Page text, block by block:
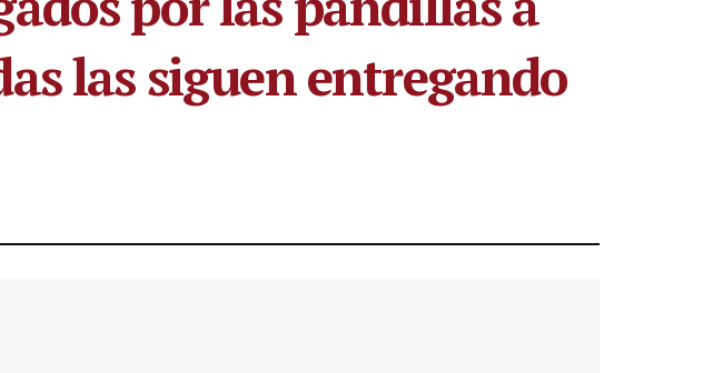
las siguen entregando